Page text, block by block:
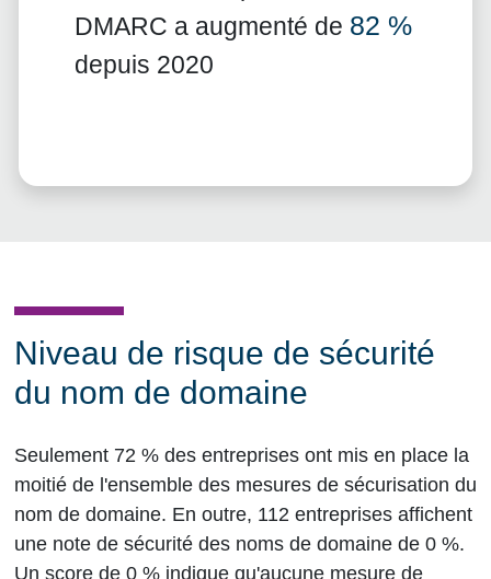
DMARC a augmenté de 82 %
depuis 2020
Niveau de risque de sécurité
du nom de domaine
Seulement 72 % des entreprises ont mis en place la
moitié de l'ensemble des mesures de sécurisation du
nom de domaine. En outre, 112 entreprises affichent
une note de sécurité des noms de domaine de 0 %.
Un score de 0 % indique qu'aucune mesure de